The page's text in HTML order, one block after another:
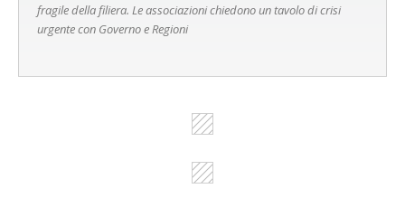
fragile della filiera. Le associazioni chiedono un tavolo di crisi
urgente con Governo e Regioni